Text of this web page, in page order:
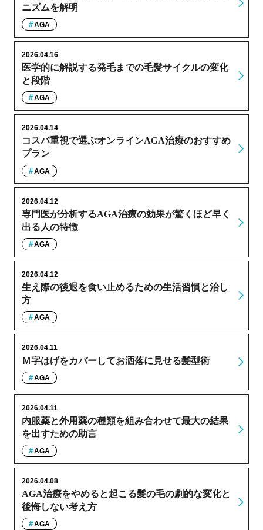
ニズムを解明
AGA
医学的に解説する発毛までの毛髪サイクルの変化
と段階
2026.04.16
AGA
コスパ重視で選ぶオンラインAGA治療のおすすめ
プラン
2026.04.14
AGA
専門医が分析するAGA治療の効果が驚くほど早く
出る人の特徴
2026.04.12
AGA
生え際の後退を食い止めるための生活習慣と治し
方
2026.04.12
AGA
Ｍ字はげをカバーしてお洒落に見せる髪型術
2026.04.11
AGA
内服薬と外用薬の種類を組み合わせて最大の結果
を出すための助言
2026.04.11
AGA
AGA治療をやめると起こる髪の毛の劇的な変化と
後悔しない考え方
2026.04.08
AGA